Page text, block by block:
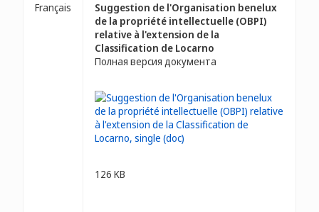
Français
Suggestion de l'Organisation benelux
de la propriété intellectuelle (OBPI)
relative à l'extension de la
Classification de Locarno
Полная версия документа
126 KB